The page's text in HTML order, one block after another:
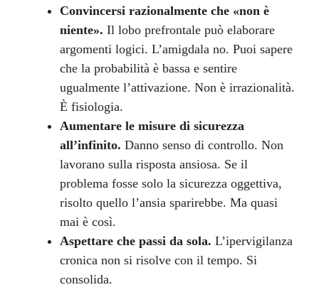
Convincersi razionalmente che «non è
niente». Il lobo prefrontale può elaborare
argomenti logici. L’amigdala no. Puoi sapere
che la probabilità è bassa e sentire
ugualmente l’attivazione. Non è irrazionalità.
È fisiologia.
Aumentare le misure di sicurezza
all’infinito. Danno senso di controllo. Non
lavorano sulla risposta ansiosa. Se il
problema fosse solo la sicurezza oggettiva,
risolto quello l’ansia sparirebbe. Ma quasi
mai è così.
Aspettare che passi da sola. L’ipervigilanza
cronica non si risolve con il tempo. Si
consolida.